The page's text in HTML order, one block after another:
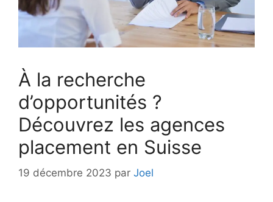
À la recherche
d’opportunités ?
Découvrez les agences
placement en Suisse
19 décembre 2023 par Joel